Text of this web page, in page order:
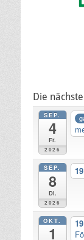
Die
SEP.
4
Fr.
2026
SEP.
8
Di.
2026
OKT.
1